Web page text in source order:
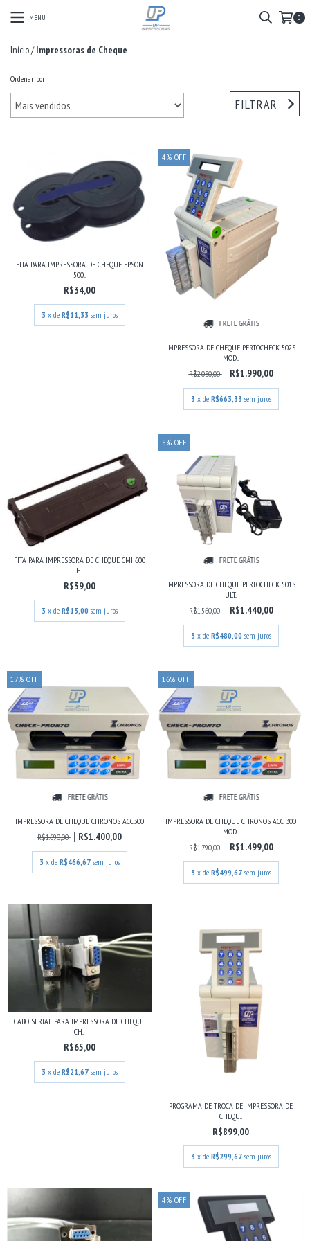
MENU 0
Início/ Impressoras de Cheque
Ordenar por
FILTRAR
FITA PARA IMPRESSORA DE CHEQUE EPSON
500...
R$34,00
3 x de R$11,33 sem juros
4% OFF
FRETE GRÁTIS
IMPRESSORA DE CHEQUE PERTOCHECK 502S
MOD...
R$2.080,00
R$1.990,00
3 x de R$663,33 sem juros
FITA PARA IMPRESSORA DE CHEQUE CMI 600
H...
R$39,00
3 x de R$13,00 sem juros
8% OFF
FRETE GRÁTIS
IMPRESSORA DE CHEQUE PERTOCHECK 501S
ULT...
R$1.560,00
R$1.440,00
3 x de R$480,00 sem juros
17% OFF
FRETE GRÁTIS
IMPRESSORA DE CHEQUE CHRONOS ACC300
R$1.690,00
R$1.400,00
3 x de R$466,67 sem juros
16% OFF
FRETE GRÁTIS
IMPRESSORA DE CHEQUE CHRONOS ACC 300
MOD...
R$1.790,00
R$1.499,00
3 x de R$499,67 sem juros
CABO SERIAL PARA IMPRESSORA DE CHEQUE
CH...
R$65,00
3 x de R$21,67 sem juros
PROGRAMA DE TROCA DE IMPRESSORA DE
CHEQU...
R$899,00
3 x de R$299,67 sem juros
4% OFF